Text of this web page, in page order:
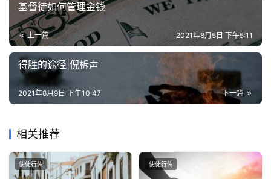
基督徒如何管理金钱
上一篇 2021年8月5日 下午5:11
得胜的途径|倪柝声
下一篇
2021年8月9日 下午10:47
相关推荐
使徒行传 使徒行传